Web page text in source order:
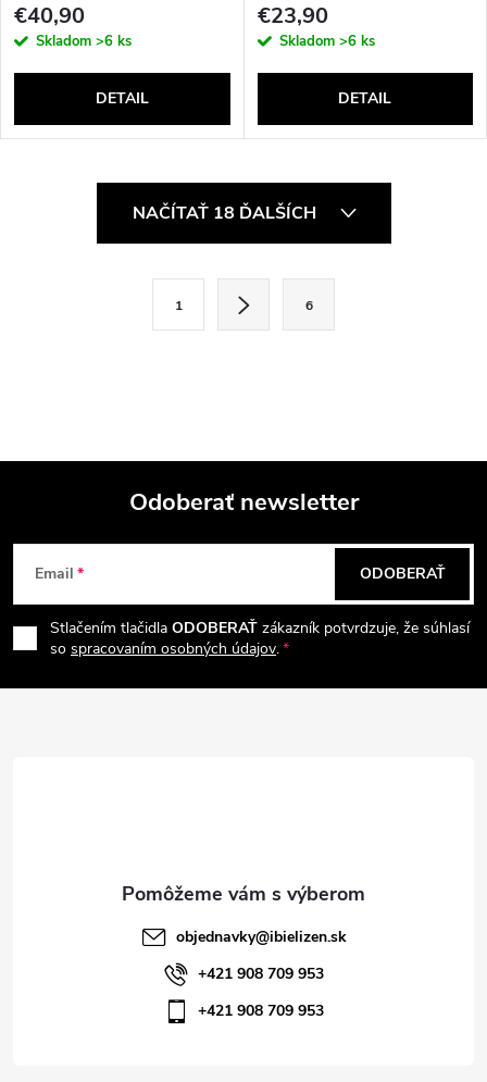
€40,90
Skladom >6 ks
DETAIL
€23,90
Skladom >6 ks
DETAIL
c
e
p
r
v
NAČÍTAŤ 18 ĎALŠÍCH
a
i
e
1 6
Z
á
p
Odoberať newsletter
Email
Stlačením tlačidla ODOBERAŤ zákazník potvrdzuje, že súhlasí
so spracovaním osobných údajov.
ODOBERAŤ
objednavky@ibielizen.sk
+421 908 709 953
+421 908 709 953